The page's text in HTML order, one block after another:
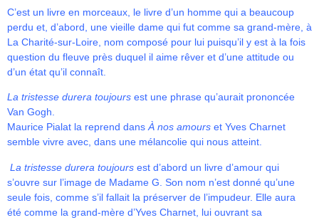
C’est un livre en morceaux, le livre d’un homme qui a beaucoup
perdu et, d’abord, une vieille dame qui fut comme sa grand-mère, à
La Charité-sur-Loire, nom composé pour lui puisqu’il y est à la fois
question du fleuve près duquel il aime rêver et d’une attitude ou
d’un état qu’il connaît.
La tristesse durera toujours est une phrase qu’aurait prononcée
Van Gogh.
Maurice Pialat la reprend dansÀ nos amours et Yves Charnet
semble vivre avec, dans une mélancolie qui nous atteint.
La tristesse durera toujours est d’abord un livre d’amour qui
s’ouvre sur l’image de Madame G. Son nom n’est donné qu’une
seule fois, comme s’il fallait la préserver de l’impudeur. Elle aura
été comme la grand-mère d’Yves Charnet, lui ouvrant sa